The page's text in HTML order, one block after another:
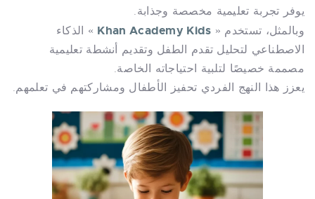
يوفر تجربة تعليمية مخصصة وجذابة.
وبالمثل، تستخدم « Khan Academy Kids » الذكاء
الاصطناعي لتحليل تقدم الطفل وتقديم أنشطة تعليمية
مصممة خصيصًا لتلبية احتياجاته الخاصة.
يعزز هذا النهج الفردي تحفيز الأطفال ومشاركتهم في تعلمهم.